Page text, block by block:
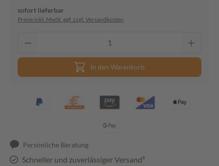
sofort lieferbar
Preise inkl. MwSt. ggf. zzgl. Versandkosten
In den Warenkorb
Persönliche Beratung
Schneller und zuverlässiger Versand³